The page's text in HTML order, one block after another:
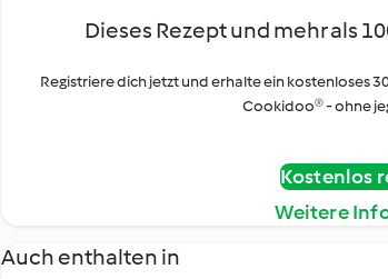
Dieses Rezept und mehr als
Registriere dich jetzt und erhalte ein kostenloses
Cookidoo® - ohne
Kostenlos
Weitere
Auch enthalten in